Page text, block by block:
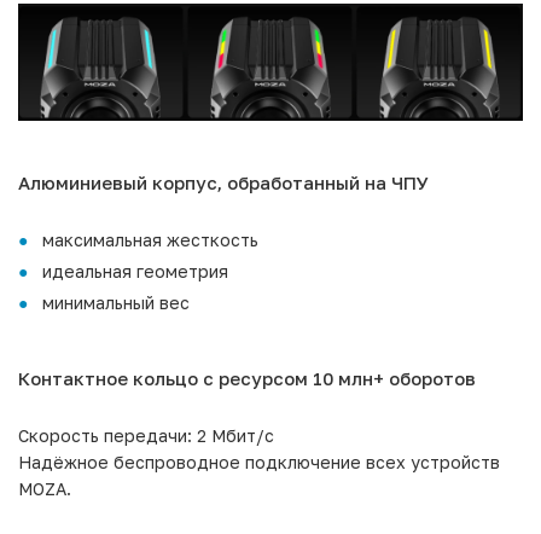
Алюминиевый корпус, обработанный на ЧПУ
максимальная жесткость
идеальная геометрия
минимальный вес
Контактное кольцо с ресурсом 10 млн+ оборотов
Скорость передачи: 2 Мбит/с
Надёжное беспроводное подключение всех устройств
MOZA.